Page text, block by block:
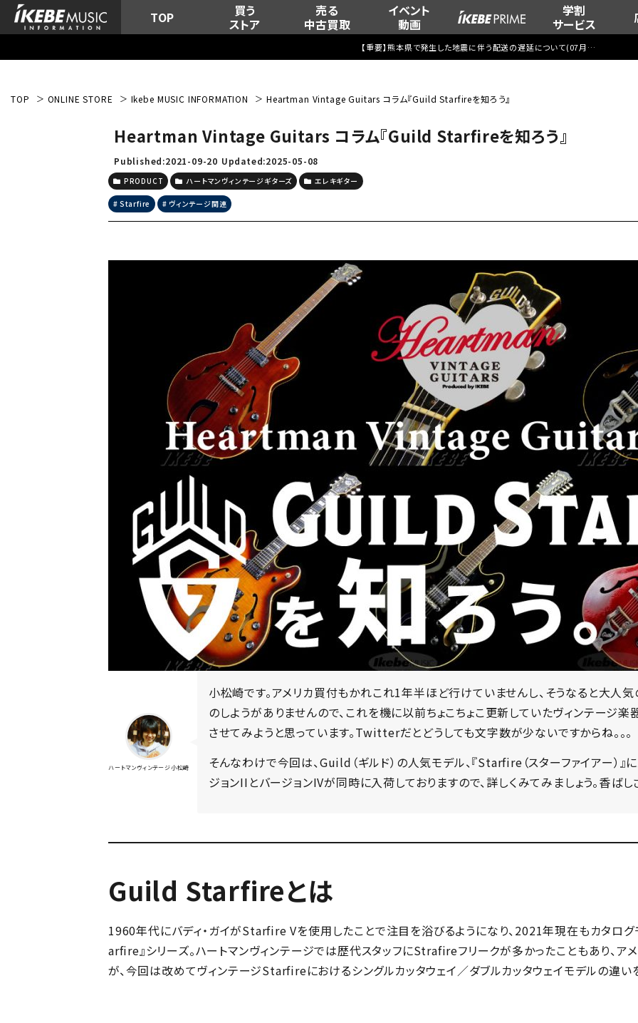
TOP
買う
ストア
売る
中古買取
イベント
動画
学割
サービス
【重要】熊本県で発生した地震に伴う配送の遅延について(07月29日
TOP ONLINE STORE Ikebe MUSIC INFORMATION Heartman Vintage Guitars コラム『Guild Starfireを知ろう』
Heartman Vintage Guitars コラム『Guild Starfireを知ろう』
Published:2021-09-20 Updated:2025-05-08
PRODUCT ハートマンヴィンテージギターズ エレキギター
Starfire ヴィンテージ関連
ハートマンヴィンテージ小松崎
小松崎です。アメリカ買付もかれこれ1年半ほど行けていませんし、そうなると大人
のしようがありませんので、これを機に以前ちょこちょこ更新していたヴィンテージ
させてみようと思っています。Twitterだとどうしても文字数が少ないですからね。。。
そんなわけで今回は、Guild（ギルド）の人気モデル、『Starfire（スターファイアー）』
ジョンIIとバージョンIVが同時に入荷しておりますので、詳しくみてみましょう。香ば
Guild Starfireとは
1960年代にバディ・ガイがStarfire Vを使用したことで注目を浴びるようになり、2021年現在もカタロ
arfire』シリーズ。ハートマンヴィンテージでは歴代スタッフにStrafireフリークが多かったこともあり、ア
が、今回は改めてヴィンテージStarfireにおけるシングルカッタウェイ／ダブルカッタウェイモデルの違い